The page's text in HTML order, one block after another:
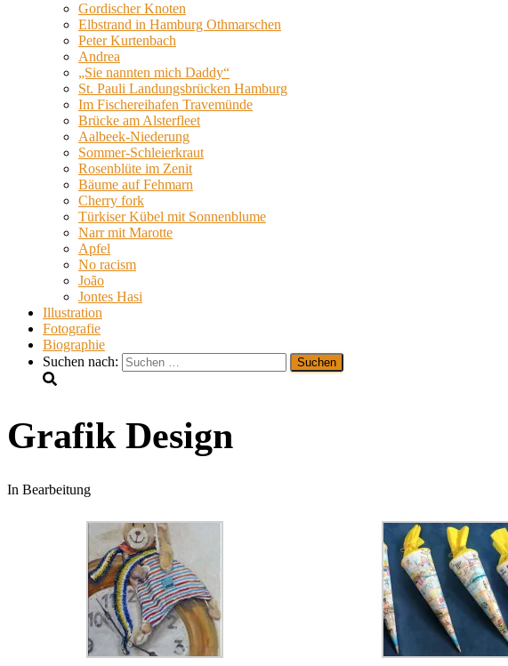
Gordischer Knoten
Elbstrand in Hamburg Othmarschen
Peter Kurtenbach
Andrea
„Sie nannten mich Daddy“
St. Pauli Landungsbrücken Hamburg
Im Fischereihafen Travemünde
Brücke am Alsterfleet
Aalbeek-Niederung
Sommer-Schleierkraut
Rosenblüte im Zenit
Bäume auf Fehmarn
Cherry fork
Türkiser Kübel mit Sonnenblume
Narr mit Marotte
Apfel
No racism
João
Jontes Hasi
Illustration
Fotografie
Biographie
Suchen nach:
Grafik Design
In Bearbeitung